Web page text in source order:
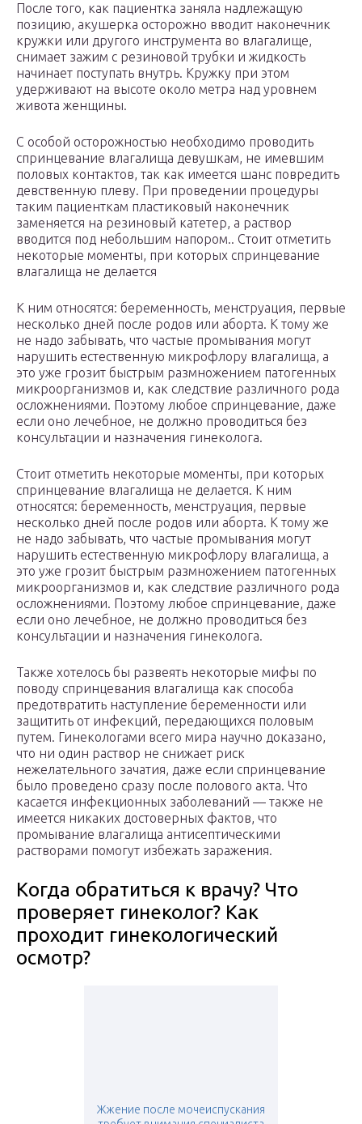
После того, как пациентка заняла надлежащую
позицию, акушерка осторожно вводит наконечник
кружки или другого инструмента во влагалище,
снимает зажим с резиновой трубки и жидкость
начинает поступать внутрь. Кружку при этом
удерживают на высоте около метра над уровнем
живота женщины.
С особой осторожностью необходимо проводить
спринцевание влагалища девушкам, не имевшим
половых контактов, так как имеется шанс повредить
девственную плеву. При проведении процедуры
таким пациенткам пластиковый наконечник
заменяется на резиновый катетер, а раствор
вводится под небольшим напором.. Стоит отметить
некоторые моменты, при которых спринцевание
влагалища не делается
К ним относятся: беременность, менструация, первые
несколько дней после родов или аборта. К тому же
не надо забывать, что частые промывания могут
нарушить естественную микрофлору влагалища, а
это уже грозит быстрым размножением патогенных
микроорганизмов и, как следствие различного рода
осложнениями. Поэтому любое спринцевание, даже
если оно лечебное, не должно проводиться без
консультации и назначения гинеколога.
Стоит отметить некоторые моменты, при которых
спринцевание влагалища не делается. К ним
относятся: беременность, менструация, первые
несколько дней после родов или аборта. К тому же
не надо забывать, что частые промывания могут
нарушить естественную микрофлору влагалища, а
это уже грозит быстрым размножением патогенных
микроорганизмов и, как следствие различного рода
осложнениями. Поэтому любое спринцевание, даже
если оно лечебное, не должно проводиться без
консультации и назначения гинеколога.
Также хотелось бы развеять некоторые мифы по
поводу спринцевания влагалища как способа
предотвратить наступление беременности или
защитить от инфекций, передающихся половым
путем. Гинекологами всего мира научно доказано,
что ни один раствор не снижает риск
нежелательного зачатия, даже если спринцевание
было проведено сразу после полового акта. Что
касается инфекционных заболеваний — также не
имеется никаких достоверных фактов, что
промывание влагалища антисептическими
растворами помогут избежать заражения.
Когда обратиться к врачу? Что
проверяет гинеколог? Как
проходит гинекологический
осмотр?
Жжение после мочеиспускания